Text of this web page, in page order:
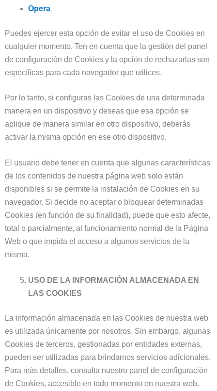
Opera
Puedes ejercer esta opción de evitar el uso de Cookies en
cualquier momento. Ten en cuenta que la gestión del panel
de configuración de Cookies y la opción de rechazarlas son
específicas para cada navegador que utilices.
Por lo tanto, si configuras las Cookies de una determinada
manera en un dispositivo y deseas que esa opción se
aplique de manera similar en otro dispositivo, deberás
activar la misma opción en ese otro dispositivo.
El usuario debe tener en cuenta que algunas características
de los contenidos de nuestra página web solo están
disponibles si se permite la instalación de Cookies en su
navegador. Si decide no aceptar o bloquear determinadas
Cookies (en función de su finalidad), puede que esto afecte,
total o parcialmente, al funcionamiento normal de la Página
Web o que impida el acceso a algunos servicios de la
misma.
USO DE LA INFORMACIÓN ALMACENADA EN
LAS COOKIES
La información almacenada en las Cookies de nuestra web
es utilizada únicamente por nosotros. Sin embargo, algunas
Cookies de terceros, gestionadas por entidades externas,
pueden ser utilizadas para brindarnos servicios adicionales.
Para más detalles, consulta nuestro panel de configuración
de Cookies, accesible en todo momento en nuestra web.